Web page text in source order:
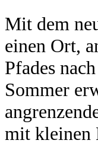
Mit dem
einen Ort,
Pfades
Sommer
mit kleinen